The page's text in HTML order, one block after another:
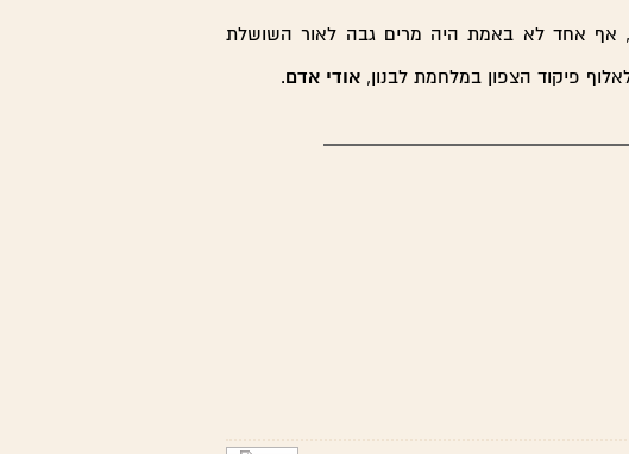
אף אחד לא באמת היה מרים גבה לאור השושלת
פיקוד הצפון במלחמת לבנון, אודי אדם.